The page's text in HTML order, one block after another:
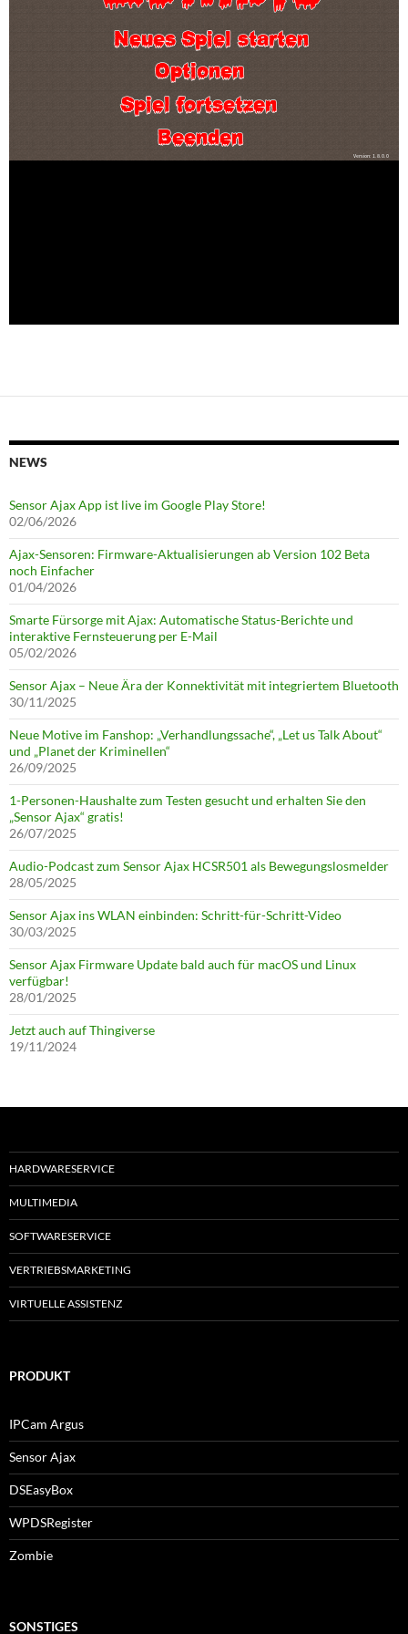
NEWS
Sensor Ajax App ist live im Google Play Store!
02/06/2026
Ajax-Sensoren: Firmware-Aktualisierungen ab Version 102 Beta
noch Einfacher
01/04/2026
Smarte Fürsorge mit Ajax: Automatische Status-Berichte und
interaktive Fernsteuerung per E-Mail
05/02/2026
Sensor Ajax – Neue Ära der Konnektivität mit integriertem Bluetooth
30/11/2025
Neue Motive im Fanshop: „Verhandlungssache“, „Let us Talk About“
und „Planet der Kriminellen“
26/09/2025
1-Personen-Haushalte zum Testen gesucht und erhalten Sie den
„Sensor Ajax“ gratis!
26/07/2025
Audio-Podcast zum Sensor Ajax HCSR501 als Bewegungslosmelder
28/05/2025
Sensor Ajax ins WLAN einbinden: Schritt-für-Schritt-Video
30/03/2025
Sensor Ajax Firmware Update bald auch für macOS und Linux
verfügbar!
28/01/2025
Jetzt auch auf Thingiverse
19/11/2024
HARDWARESERVICE
MULTIMEDIA
SOFTWARESERVICE
VERTRIEBSMARKETING
VIRTUELLE ASSISTENZ
PRODUKT
IPCam Argus
Sensor Ajax
DSEasyBox
WPDSRegister
Zombie
SONSTIGES